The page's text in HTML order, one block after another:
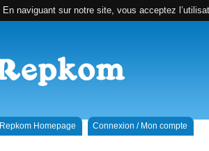
En naviguant sur notre site, vous acceptez
Repkom Homepage Connexion / Mon compte